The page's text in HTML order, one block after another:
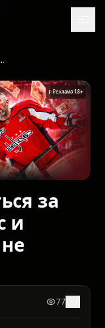
и Мбаппе никуда не денутся
Реклама 18+
за
и
77